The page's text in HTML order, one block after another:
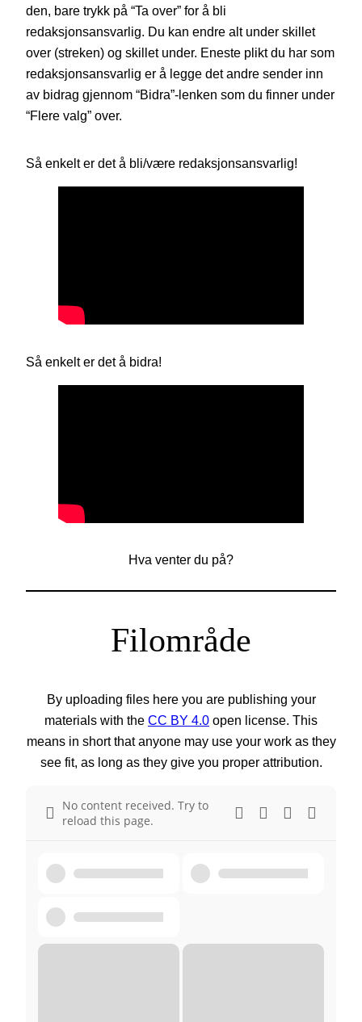
den, bare trykk på “Ta over” for å bli
redaksjonsansvarlig. Du kan endre alt under skillet
over (streken) og skillet under. Eneste plikt du har som
redaksjonsansvarlig er å legge det andre sender inn
av bidrag gjennom “Bidra”-lenken som du finner under
“Flere valg” over.
Så enkelt er det å bli/være redaksjonsansvarlig!
Så enkelt er det å bidra!
Hva venter du på?
Filområde
By uploading files here you are publishing your
materials with the CC BY 4.0 open license. This
means in short that anyone may use your work as they
see fit, as long as they give you proper attribution.
No content received. Try to
reload this page.